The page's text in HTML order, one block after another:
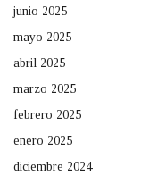
junio 2025
mayo 2025
abril 2025
marzo 2025
febrero 2025
enero 2025
diciembre 2024